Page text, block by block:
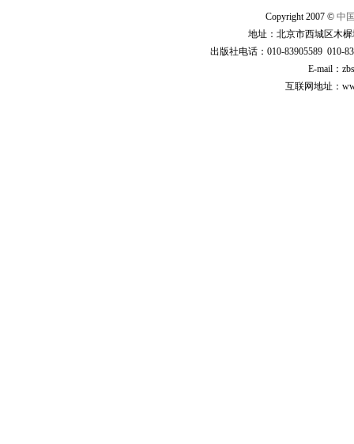
Copyright 2007 © 中
地址：北京市西城区木
出版社电话：010-83905589 010-
E-mail：
互联网地址：